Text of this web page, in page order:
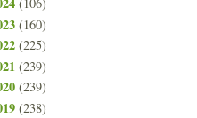
(160)
(225)
(239)
(239)
(238)